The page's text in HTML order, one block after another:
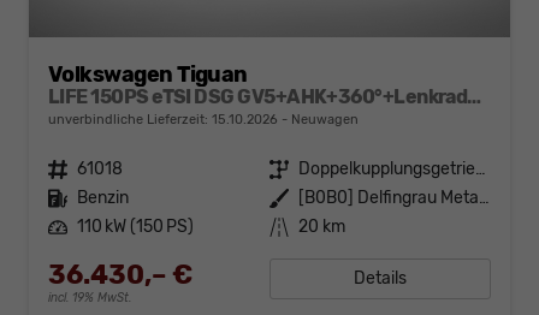
Volkswagen Tiguan
LIFE 150PS eTSI DSG GV5+AHK+360°+Lenkradheiz+IQ.Drive+ACC+App+eHeck+LED
unverbindliche Lieferzeit: 15.10.2026 Neuwagen
Fahrzeugnr. 61018 Getriebe
Doppelkupplungsgetriebe (DSG)
Kraftstoff Benzin Außenfarbe
[B0B0] Delfingrau Metallic
Leistung 110 kW (150 PS) Kilometerstand 20 km
36.430,– €
incl. 19% MwSt.
Details